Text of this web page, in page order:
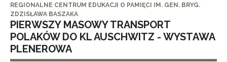
REGIONALNE CENTRUM EDUKACJI O PAMIĘCI IM. GEN. BRYG.
ZDZISŁAWA BASZAKA
PIERWSZY MASOWY TRANSPORT
POLAKÓW DO KL AUSCHWITZ - WYSTAWA
PLENEROWA